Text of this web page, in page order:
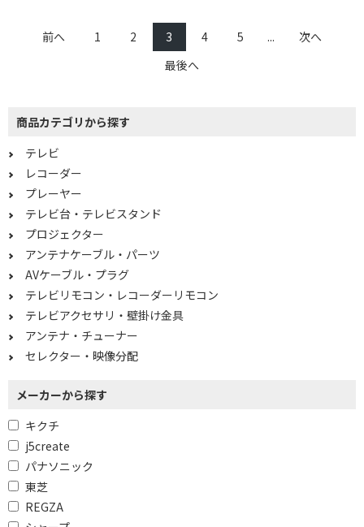
前へ 1 2 3 4 5 ...
次へ
最後へ
商品カテゴリから探す
テレビ
レコーダー
プレーヤー
テレビ台・テレビスタンド
プロジェクター
アンテナケーブル・パーツ
AVケーブル・プラグ
テレビリモコン・レコーダーリモコン
テレビアクセサリ・壁掛け金具
アンテナ・チューナー
セレクター・映像分配
メーカーから探す
キクチ
j5create
パナソニック
東芝
REGZA
コネクタ形状で絞り込む
Wi-Fi機能で絞り込む
Bluetooth対応で絞り込む
Bluetooth非対応
Wi-Fiで絞り込む
Wi-Fi非対応
画素で絞り込む
4K対応
ハイビジョン
BS・CS 4Kチューナー
録画機能で絞り込む